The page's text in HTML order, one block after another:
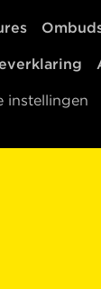
instellingen